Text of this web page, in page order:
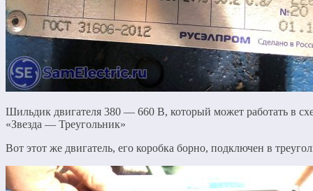
Шильдик двигателя 380 — 660 В, который может работать в
«Звезда — Треугольник»
Вот этот же двигатель, его коробка борно, подключен в